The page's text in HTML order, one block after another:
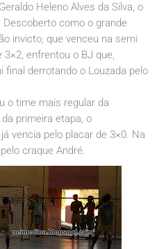
Heleno Alves da Silva, o
como o grande
invicto, que venceu na semi
enfrentou o BJ que,
derrotando o Louzada pelo
o time mais regular da
primeira etapa, o
vencia pelo placar de 3×0. Na
craque André.